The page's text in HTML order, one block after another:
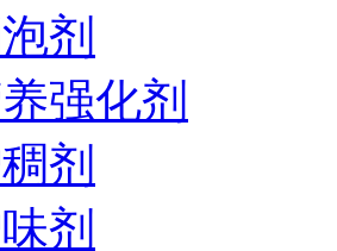
剂
强化剂
剂
剂